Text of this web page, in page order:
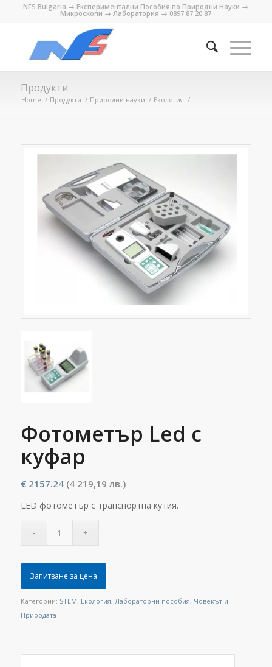
NFS Bulgaria → Експериментални Пособия по Природни Науки →
Микроскопи → Лаборатория → 0897 87 20 87
Продукти
Home / Продукти / Природни науки / Екология /
Фотометър Led с
куфар
€2157.24 (4 219,19 лв.)
LED фотометър с транспортна кутия.
Запитване за цена
Категории: STEM, Екология, Лабораторни пособия, Човекът и
Природата